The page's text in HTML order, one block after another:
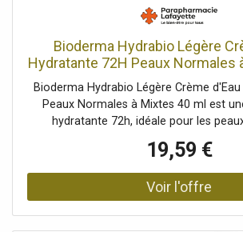
Bioderma Hydrabio Légère
Hydratante 72H Peaux Normales
- Tube 40 ml
Bioderma Hydrabio Légère Crème
Peaux Normales à Mixtes 40 ml est
hydratante 72h, idéale pour les
19,59 €